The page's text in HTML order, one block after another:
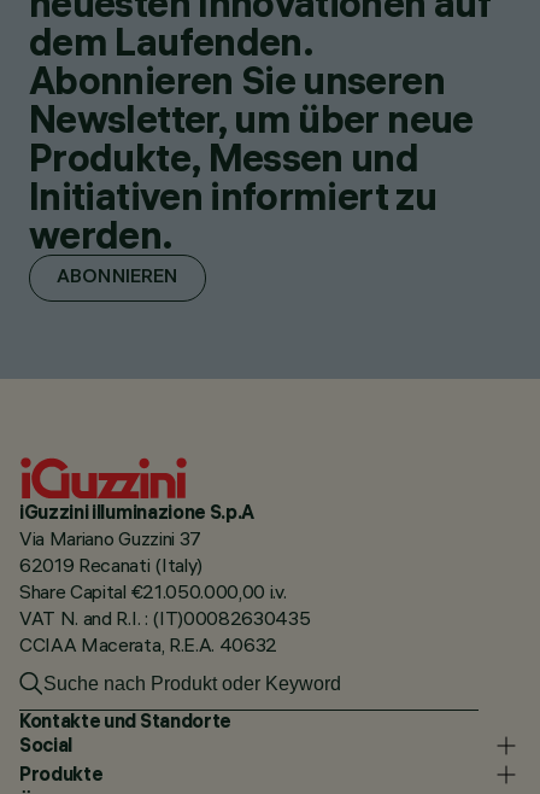
dem Laufenden.
Abonnieren Sie unseren
Newsletter, um über neue
Produkte, Messen und
Initiativen informiert zu
werden.
ABONNIEREN
iGuzzini illuminazione S.p.A
Via Mariano Guzzini 37
62019 Recanati (Italy)
Share Capital €21.050.000,00 i.v.
VAT N. and R.I. : (IT)00082630435
CCIAA Macerata, R.E.A. 40632
Kontakte und Standorte
Social
Produkte